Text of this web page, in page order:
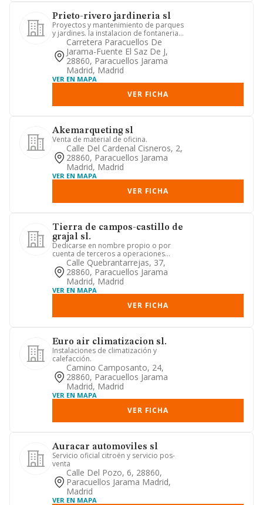
Prieto-rivero jardineria sl
Proyectos y mantenimiento de parques
y jardines. la instalacion de fontaneria y
calefaccion. constr...
Carretera Paracuellos De
Jarama-Fuente El Saz De J,
28860, Paracuellos Jarama
Madrid, Madrid
VER EN MAPA
VER FICHA
Akemarqueting sl
Venta de material de oficina.
Calle Del Cardenal Cisneros, 2,
28860, Paracuellos Jarama
Madrid, Madrid
VER EN MAPA
VER FICHA
Tierra de campos-castillo de
grajal sl.
Dedicarse en nombre propio o por
cuenta de terceros a operaciones
referidas al comercio al por mayo...
Calle Quebrantarrejas, 37,
28860, Paracuellos Jarama
Madrid, Madrid
VER EN MAPA
VER FICHA
Euro air climatizacion sl.
Instalaciones de climatización y
calefacción.
Camino Camposanto, 24,
28860, Paracuellos Jarama
Madrid, Madrid
VER EN MAPA
VER FICHA
Auracar automoviles sl
Servicio oficial citroën y servicio pos-
venta
Calle Del Pozo, 6, 28860,
Paracuellos Jarama Madrid,
Madrid
VER EN MAPA